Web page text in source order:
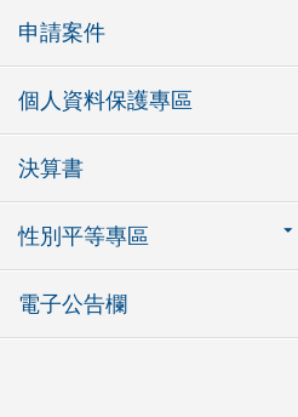
申請案件
個人資料保護專區
決算書
性別平等專區
電子公告欄